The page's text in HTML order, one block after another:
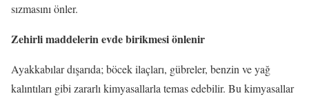
sızmasını önler.
Zehirli maddelerin evde birikmesi önlenir
Ayakkabılar dışarıda; böcek ilaçları, gübreler, benzin ve yağ
kalıntıları gibi zararlı kimyasallarla temas edebilir. Bu kimyasallar